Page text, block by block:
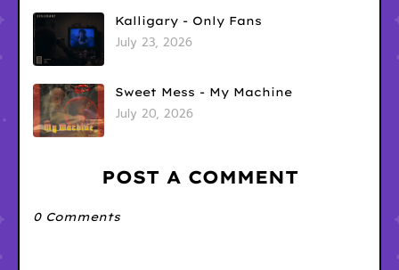
Kalligary - Only Fans
July 23, 2026
Sweet Mess - My Machine
July 20, 2026
POST A COMMENT
0 Comments